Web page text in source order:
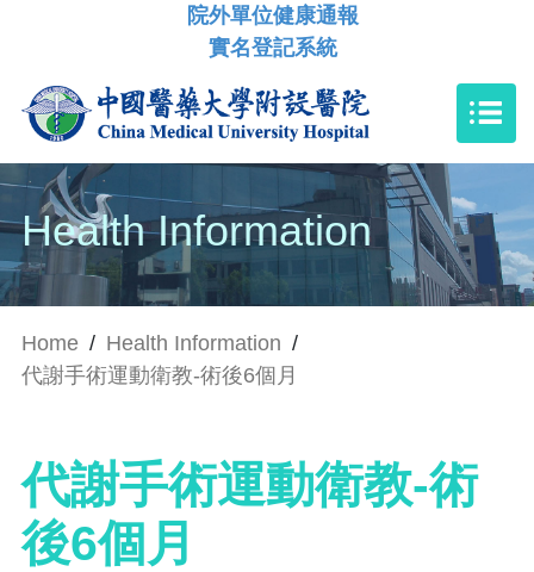
院外單位健康通報
實名登記系統
Health Information
Home / Health Information /
代謝手術運動衛教-術後6個月
代謝手術運動衛教-術
後6個月